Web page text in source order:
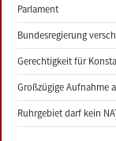
Parlament
Bundesregierung
Gerechtigkeit für
Großzügige Aufnahme
Ruhrgebiet darf kein